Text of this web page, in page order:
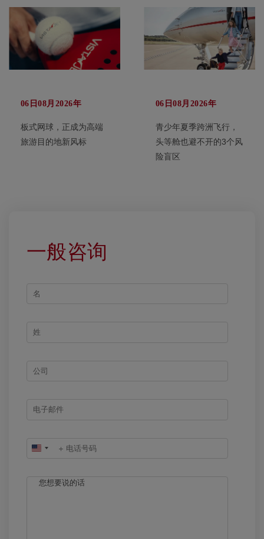
06日08月2026年
板式网球，正成为高端
旅游目的地新风标
06日08月2026年
青少年夏季跨洲飞行，
头等舱也避不开的3个风
险盲区
一般咨询
United
+1